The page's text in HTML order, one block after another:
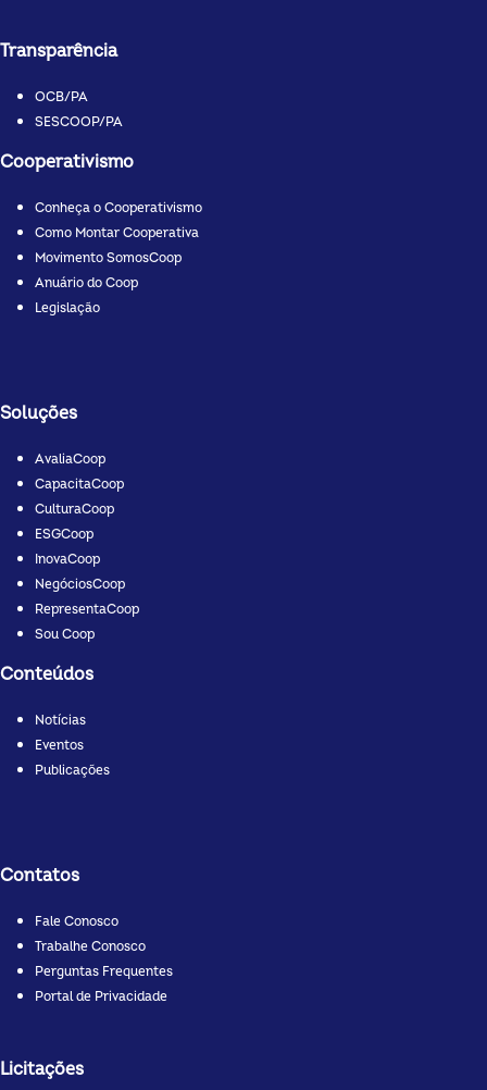
Transparência
OCB/PA
SESCOOP/PA
Cooperativismo
Conheça o Cooperativismo
Como Montar Cooperativa
Movimento SomosCoop
Anuário do Coop
Legislação
Soluções
AvaliaCoop
CapacitaCoop
CulturaCoop
ESGCoop
InovaCoop
NegóciosCoop
RepresentaCoop
Sou Coop
Conteúdos
Notícias
Eventos
Publicações
Contatos
Fale Conosco
Trabalhe Conosco
Perguntas Frequentes
Portal de Privacidade
Licitações